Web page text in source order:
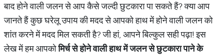
बाद होने वाली जलन से आप कैसे जल्दी छुटकारा पा सकते हैं? क्या आप
जानते हैं कुछ घरेलू उपाय की मदद से आपको हाथ में होने वाली जलन को
शांत करने में मदद मिल सकती है? जी हां, आपने बिल्कुल सही पढ़ा! इस
लेख में हम आपकोमिर्च से होने वाली हाथ में जलन से छुटकारा पाने के